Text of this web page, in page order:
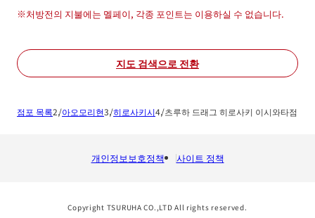
※처방전의 지불에는 멜페이, 각종 포인트는 이용하실 수 없습니다.
지도 검색으로 전환
점포 목록 아오모리현 히로사키시 츠루하 드래그 히로사키 이시와타점
개인정보보호정책 사이트 정책
Copyright TSURUHA CO.,LTD All rights reserved.